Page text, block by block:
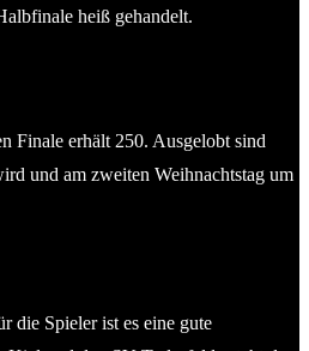
heiß gehandelt.
Finale erhält 250. Ausgelobt sind
und am zweiten Weihnachtstag um
die Spieler ist es eine gute